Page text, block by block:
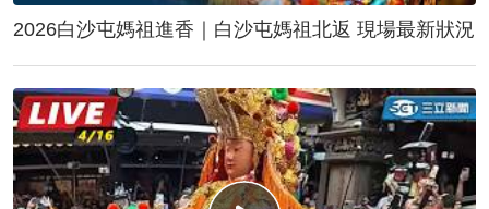
2026白沙屯媽祖進香｜白沙屯媽祖北返 現場最新狀況